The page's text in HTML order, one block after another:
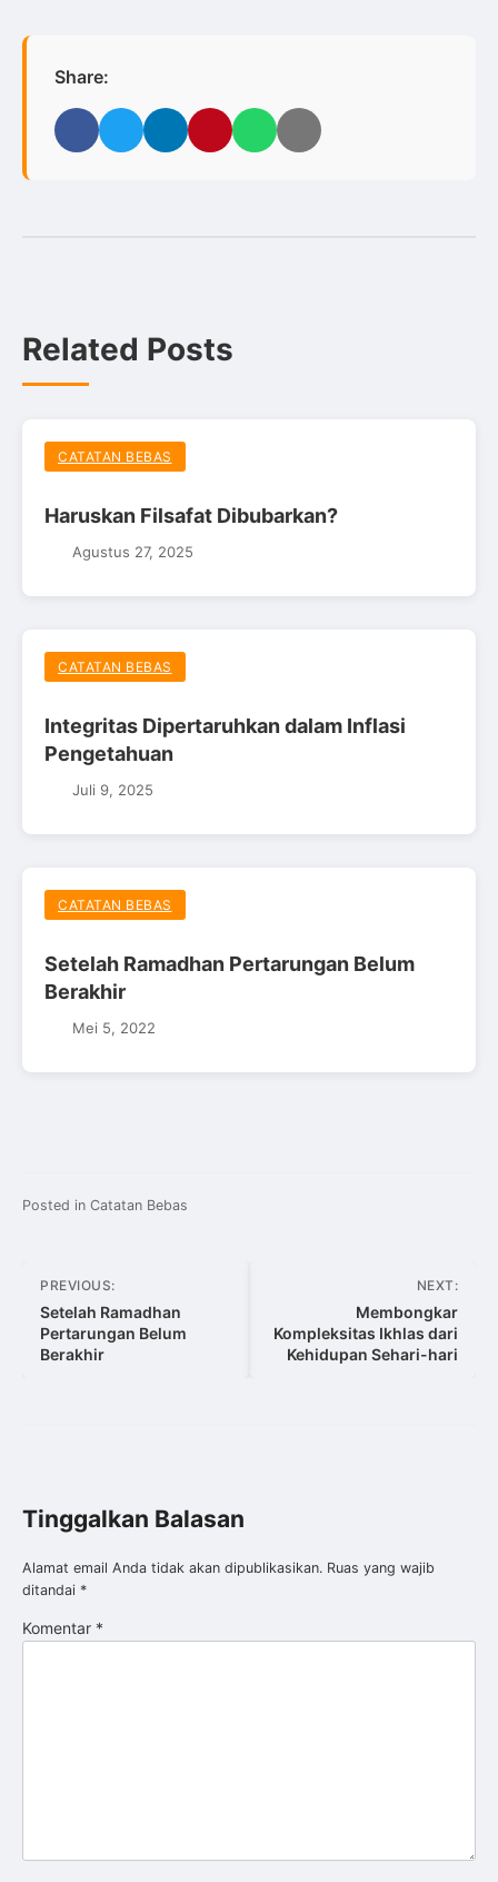
Share:
Facebook
Twitter LinkedInPinterestWhatsApp
Email
Related Posts
CATATAN BEBAS
Haruskan Filsafat Dibubarkan?
Agustus 27, 2025
CATATAN BEBAS
Integritas Dipertaruhkan dalam Inflasi
Pengetahuan
Juli 9, 2025
CATATAN BEBAS
Setelah Ramadhan Pertarungan Belum
Berakhir
Mei 5, 2022
Posted in Catatan Bebas
Navigasi
pos
PREVIOUS:
Setelah Ramadhan
Pertarungan Belum
Berakhir
NEXT:
Membongkar
Kompleksitas Ikhlas dari
Kehidupan Sehari-hari
Tinggalkan Balasan
Alamat email Anda tidak akan dipublikasikan. Ruas yang wajib
ditandai *
Komentar *